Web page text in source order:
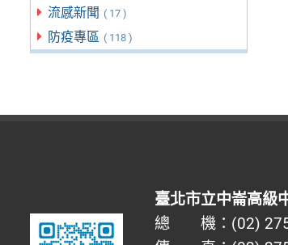
流感新聞 ( 17 )
防疫專區 ( 118 )
臺北市立中崙高級
總 機：(02)